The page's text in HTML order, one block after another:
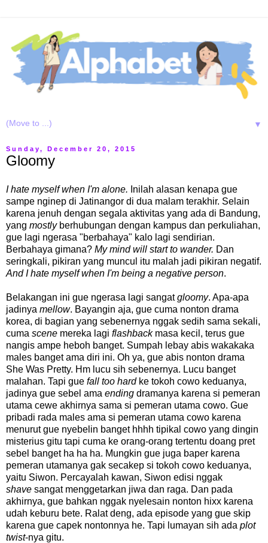
▼
Sunday, December 20, 2015
Gloomy
I hate myself when I'm alone. Inilah alasan kenapa gue
sampe nginep di Jatinangor di dua malam terakhir. Selain
karena jenuh dengan segala aktivitas yang ada di Bandung,
yang mostlyberhubungan dengan kampus dan perkuliahan,
gue lagi ngerasa "berbahaya" kalo lagi sendirian.
Berbahaya gimana? My mind will start to wander. Dan
seringkali, pikiran yang muncul itu malah jadi pikiran negatif.
And I hate myself when I'm being a negative person.
Belakangan ini gue ngerasa lagi sangatgloomy. Apa-apa
jadinya mellow. Bayangin aja, gue cuma nonton drama
korea, di bagian yang sebenernya nggak sedih sama sekali,
cuma scene mereka lagi flashbackmasa kecil, terus gue
nangis ampe heboh banget. Sumpah lebay abis wakakaka
males banget ama diri ini. Oh ya, gue abis nonton drama
She Was Pretty. Hm lucu sih sebenernya. Lucu banget
malahan. Tapi gue fall too hardke tokoh cowo keduanya,
jadinya gue sebel ama ending dramanya karena si pemeran
utama cewe akhirnya sama si pemeran utama cowo. Gue
pribadi rada males ama si pemeran utama cowo karena
menurut gue nyebelin banget hhhh tipikal cowo yang dingin
misterius gitu tapi cuma ke orang-orang tertentu doang pret
sebel banget ha ha ha. Mungkin gue juga baper karena
pemeran utamanya gak secakep si tokoh cowo keduanya,
yaitu Siwon. Percayalah kawan, Siwon edisi nggak
shave sangat menggetarkan jiwa dan raga. Dan pada
akhirnya, gue bahkan nggak nyelesain nonton hixx karena
udah keburu bete. Ralat deng, ada episode yang gue skip
karena gue capek nontonnya he. Tapi lumayan sih ada plot
twist-nya gitu.